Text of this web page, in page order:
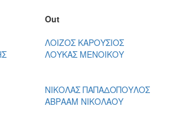
Out
ΛΟΙΖΟΣ ΚΑΡΟΥΣΙΟΣ
ΛΟΥΚΑΣ ΜΕΝΟΙΚΟΥ
ΝΙΚΟΛΑΣ ΠΑΠΑΔΟΠΟΥΛΟΣ
ΑΒΡΑΑΜ ΝΙΚΟΛΑΟΥ